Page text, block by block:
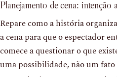
Planejamento de cena: intenção
Repare como a história
a cena para que o espectador
comece a questionar o que
uma possibilidade, não um